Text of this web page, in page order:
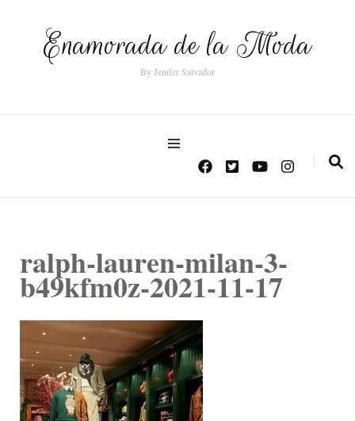
Enamorada de la Moda
By Jenifer Salvador
ralph-lauren-milan-3-
b49kfm0z-2021-11-17